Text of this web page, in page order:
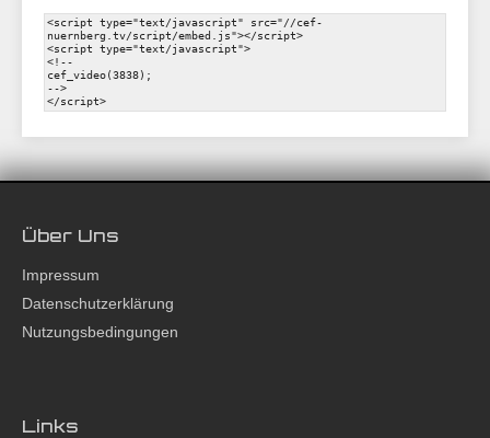
Über Uns
Impressum
Datenschutzerklärung
Nutzungsbedingungen
Links